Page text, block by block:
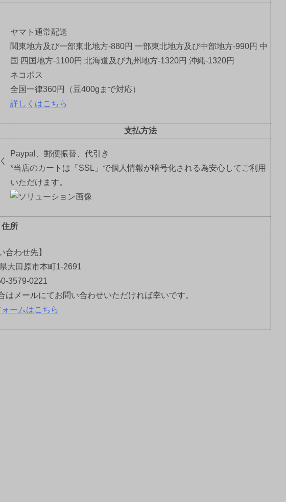
ヤマト通常配送
関東地方及び一部東北地方-880円 一部東北地方及び中部地方-990円 中
国 四国地方-1100円 北海道及び九州地方-1320円 沖縄-1320円
ネコポス
全国一律360円（豆400gまで対応）
詳しくはこちら
支払方法
Paypal、郵便振替、代引き
*当店のカートは「SSL」で個人情報が暗号化される為安心してご利用
いただけます。
住所
合わせ先】
大田原市本町1-2691
3579-0221
メールにてお問い合わせいただければ幸いです。
ームはこちら